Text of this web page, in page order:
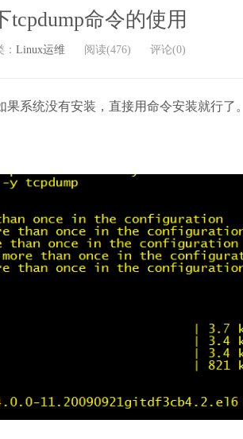
tcpdump命令的使用
Linux运维 阅读(476) 评论(0)
系统没有安装，直接用命令安装就行了。